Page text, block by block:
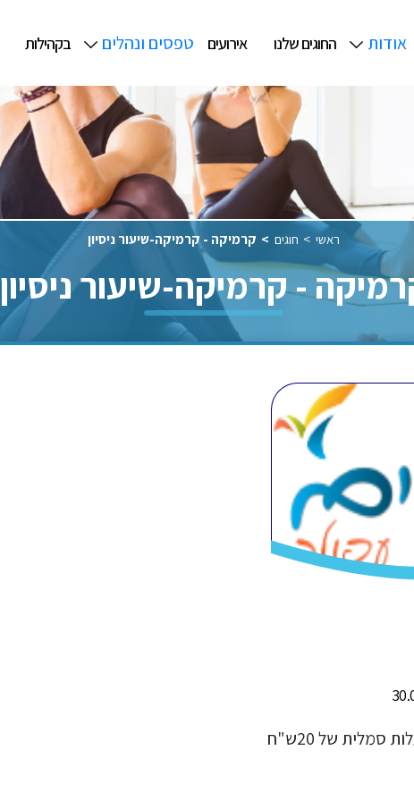
אודות החוגים שלנו אירועים טפסים ונהלים בקהילות
ראשי חוגים קרמיקה - קרמיקה-שיעור ניסיון
- קרמיקה-שיעור ניסיון
שיעור ניסיון לחוג קרמיקה הינו בעלות סמלית של 20ש"ח